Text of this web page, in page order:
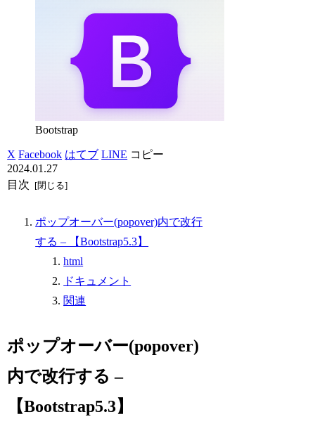
Bootstrap
X Facebook はてブ LINE コピー
2024.01.27
目次
ポップオーバー(popover)内で改行
する – 【Bootstrap5.3】
html
ドキュメント
関連
ポップオーバー(popover)
内で改行する –
【Bootstrap5.3】